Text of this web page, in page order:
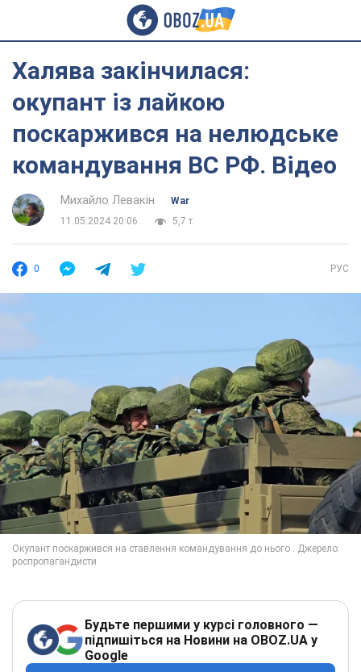
Халява закінчилася:
окупант із лайкою
поскаржився на нелюдське
командування ВС РФ. Відео
Михайло Левакін
War
11.05.2024 20:06
5,7 т.
0 РУС
Будьте першими у курсі головного —
підпишіться на Новини на OBOZ.UA у
Google